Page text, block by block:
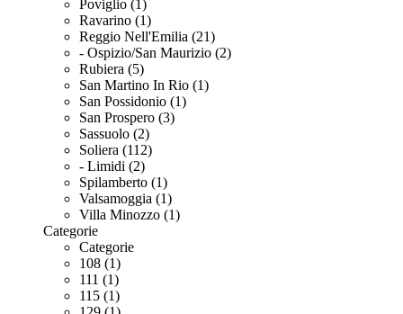
Poviglio (1)
Ravarino (1)
Reggio Nell'Emilia (21)
- Ospizio/San Maurizio (2)
Rubiera (5)
San Martino In Rio (1)
San Possidonio (1)
San Prospero (3)
Sassuolo (2)
Soliera (112)
- Limidi (2)
Spilamberto (1)
Valsamoggia (1)
Villa Minozzo (1)
Categorie
Categorie
108 (1)
111 (1)
115 (1)